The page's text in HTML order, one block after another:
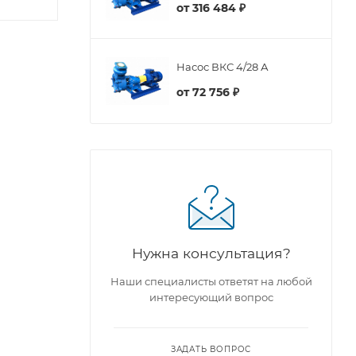
от316 484 ₽
Насос ВКС 4/28 А
от72 756 ₽
Нужна консультация?
Наши специалисты ответят на любой
интересующий вопрос
ЗАДАТЬ ВОПРОС